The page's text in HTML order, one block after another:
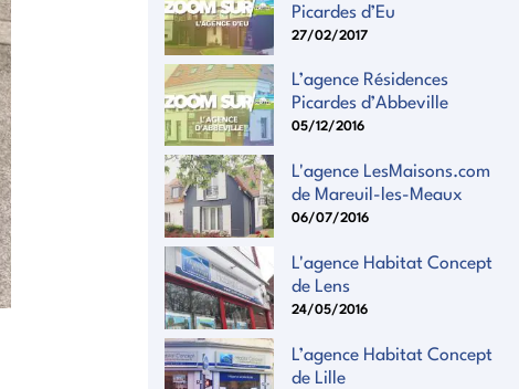
Picardes d’Eu
27/02/2017
L’agence Résidences
Picardes d’Abbeville
05/12/2016
L'agence LesMaisons.com
de Mareuil-les-Meaux
06/07/2016
L'agence Habitat Concept
de Lens
24/05/2016
L’agence Habitat Concept
de Lille